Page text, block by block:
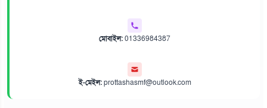
মোবাইল:01336984387
ই-মেইল:prottashasmf@outlook.com